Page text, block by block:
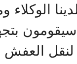
لنقل